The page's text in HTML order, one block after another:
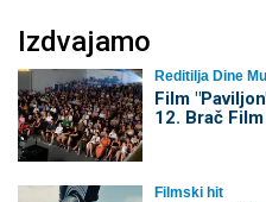
Izdvajamo
Reditilja Dine
Film
12. Brač
Filmski hit